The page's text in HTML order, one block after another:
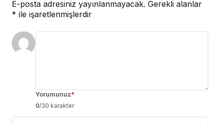
E-posta adresiniz yayınlanmayacak. Gerekli alanlar
* ile işaretlenmişlerdir
Yorumunuz*
0/30 karakter